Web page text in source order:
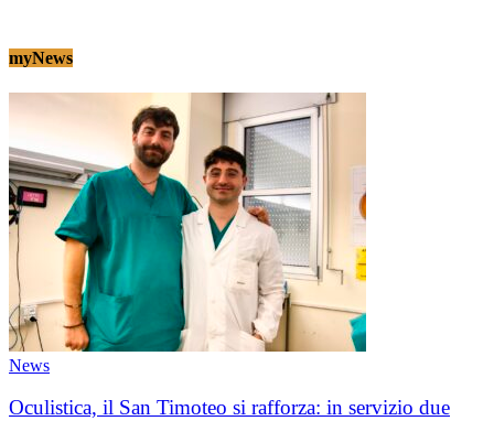
myNews
News
Oculistica, il San Timoteo si rafforza: in servizio due